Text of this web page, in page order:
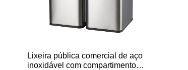
Lixeira pública comercial de aço
inoxidável com compartimento